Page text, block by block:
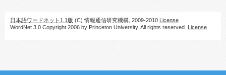
日本語ワードネット1.1版 (C) 情報通信研究機構, 2009-2010 License
WordNet 3.0 Copyright 2006 by Princeton University. All rights reserved. License